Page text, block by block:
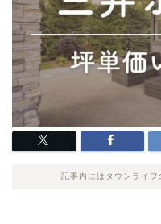
記事内にはタウンライフ